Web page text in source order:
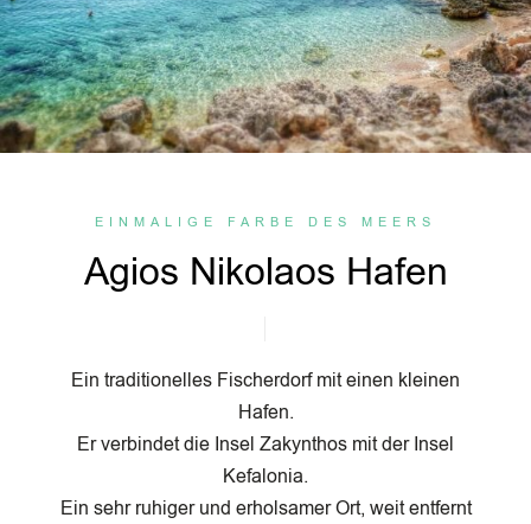
EINMALIGE FARBE DES MEERS
Agios Nikolaos Hafen
Ein traditionelles Fischerdorf mit einen kleinen
Hafen.
Er verbindet die Insel Zakynthos mit der Insel
Kefalonia.
Ein sehr ruhiger und erholsamer Ort, weit entfernt